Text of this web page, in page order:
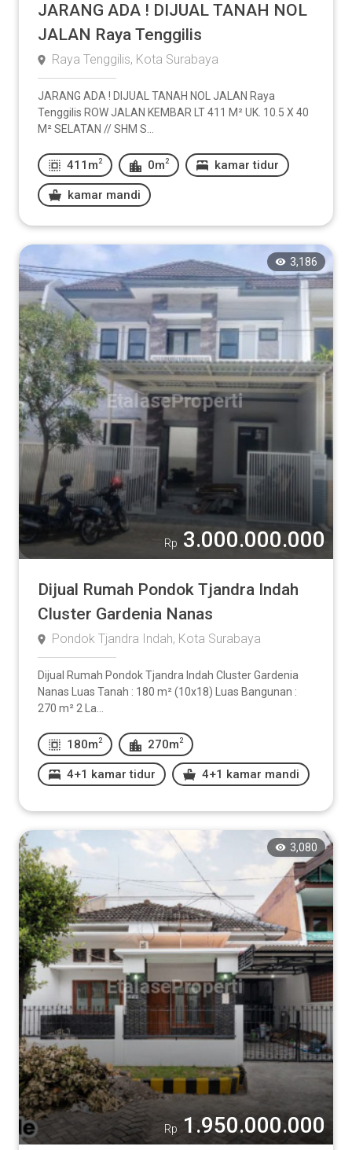
JARANG ADA ! DIJUAL TANAH NOL
JALAN Raya Tenggilis
Raya Tenggilis, Kota Surabaya
JARANG ADA ! DIJUAL TANAH NOL JALAN Raya
Tenggilis ROW JALAN KEMBAR LT 411 M² UK. 10.5 X 40
M² SELATAN // SHM S...
411m 2 0m 2 kamar tidur
kamar mandi
3,186
Rp 3.000.000.000
Dijual Rumah Pondok Tjandra Indah
Cluster Gardenia Nanas
Pondok Tjandra Indah, Kota Surabaya
Dijual Rumah Pondok Tjandra Indah Cluster Gardenia
Nanas Luas Tanah : 180 m² (10x18) Luas Bangunan :
270 m² 2 La...
180m 2 270m 2
4+1 kamar tidur 4+1 kamar mandi
3,080
Rp 1.950.000.000